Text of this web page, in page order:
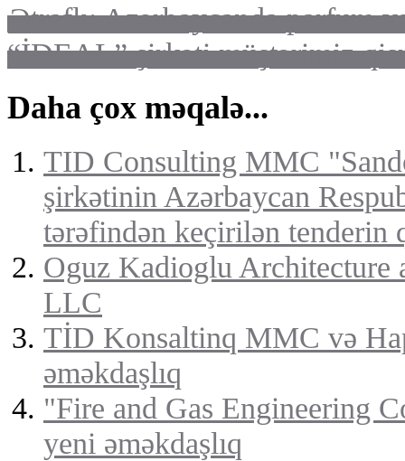
Ətraflı: Azərbaycanda parfum
“İDEAL” şirkəti müştərimiz
Daha çox məqalə...
TID Consulting MMC
şirkətinin Azərbaycan
tərəfindən keçirilən tenderin
Oguz Kadioglu
LLC
TİD Konsaltinq MMC və
əməkdaşlıq
"Fire and Gas Engineering
yeni əməkdaşlıq